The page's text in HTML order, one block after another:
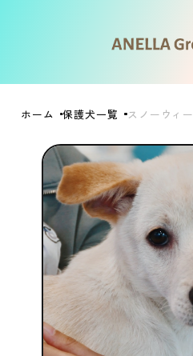
ホーム 保護犬一覧 スノーウィー